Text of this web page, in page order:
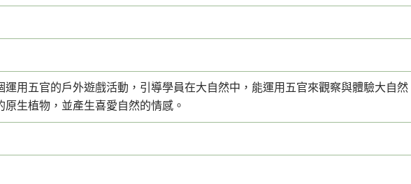
運用五官的戶外遊戲活動，引導學員在大自然中，能運用五官來觀察與體驗大自
原生植物，並產生喜愛自然的情感。